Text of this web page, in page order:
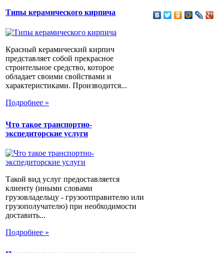
Типы керамического кирпича
Красный керамический кирпич
представляет собой прекрасное
строительное средство, которое
обладает своими свойствами и
характеристиками. Производится...
Подробнее »
Что такое транспортно-
экспедиторские услуги
Такой вид услуг предоставляется
клиенту (иными словами
грузовладельцу - грузоотправителю или
грузополучателю) при необходимости
доставить...
Подробнее »